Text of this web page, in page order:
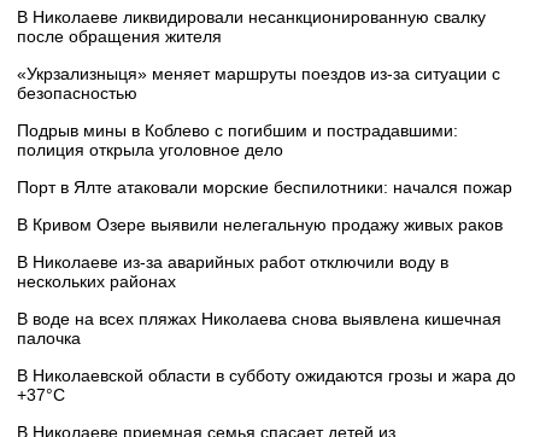
В Николаеве ликвидировали несанкционированную свалку
после обращения жителя
«Укрзализныця» меняет маршруты поездов из-за ситуации с
безопасностью
Подрыв мины в Коблево с погибшим и пострадавшими:
полиция открыла уголовное дело
Порт в Ялте атаковали морские беспилотники: начался пожар
В Кривом Озере выявили нелегальную продажу живых раков
В Николаеве из-за аварийных работ отключили воду в
нескольких районах
В воде на всех пляжах Николаева снова выявлена кишечная
палочка
В Николаевской области в субботу ожидаются грозы и жара до
+37°C
В Николаеве приемная семья спасает детей из